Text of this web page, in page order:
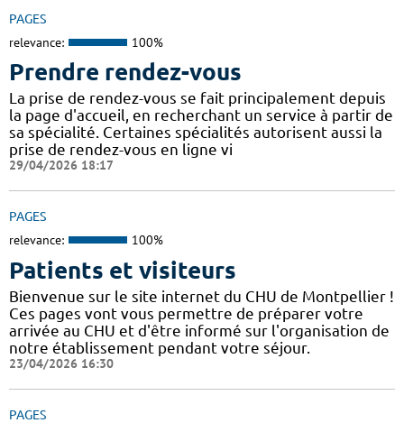
PAGES
relevance: 100%
Prendre rendez-vous
La prise de rendez-vous se fait principalement depuis
la page d'accueil, en recherchant un service à partir de
sa spécialité. Certaines spécialités autorisent aussi la
prise de rendez-vous en ligne vi
29/04/2026 18:17
PAGES
relevance: 100%
Patients et visiteurs
Bienvenue sur le site internet du CHU de Montpellier !
Ces pages vont vous permettre de préparer votre
arrivée au CHU et d'être informé sur l'organisation de
notre établissement pendant votre séjour.
23/04/2026 16:30
PAGES